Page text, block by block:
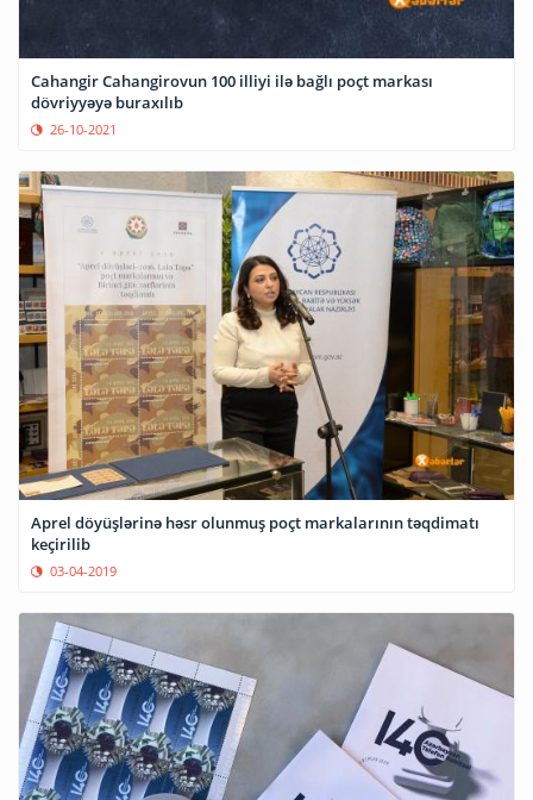
Cahangir Cahangirovun 100 illiyi ilə bağlı poçt markası
dövriyyəyə buraxılıb
26-10-2021
Aprel döyüşlərinə həsr olunmuş poçt markalarının təqdimatı
keçirilib
03-04-2019